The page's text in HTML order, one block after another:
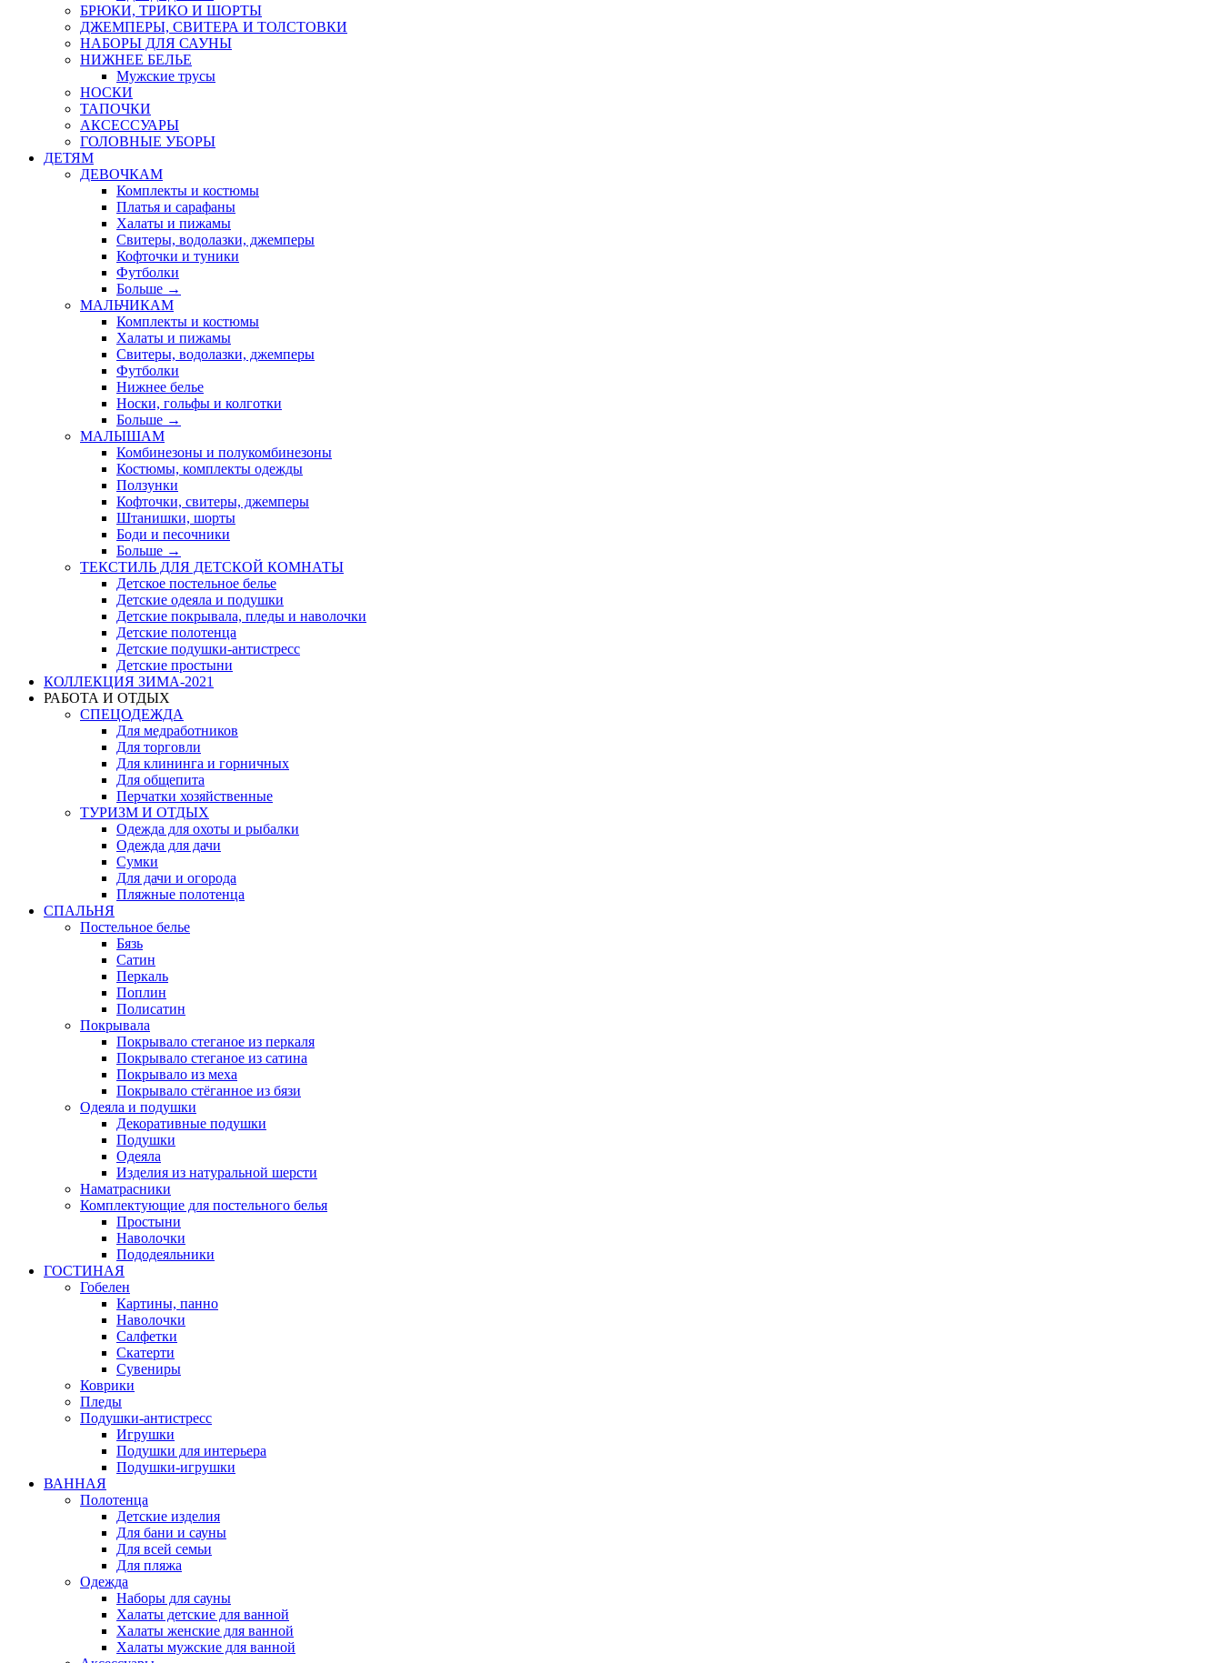
БРЮКИ, ТРИКО И ШОРТЫ
ДЖЕМПЕРЫ, СВИТЕРА И ТОЛСТОВКИ
НАБОРЫ ДЛЯ САУНЫ
НИЖНЕЕ БЕЛЬЕ
Мужские трусы
НОСКИ
ТАПОЧКИ
АКСЕССУАРЫ
ГОЛОВНЫЕ УБОРЫ
ДЕТЯМ
ДЕВОЧКАМ
Комплекты и костюмы
Платья и сарафаны
Халаты и пижамы
Свитеры, водолазки, джемперы
Кофточки и туники
Футболки
Больше →
МАЛЬЧИКАМ
Комплекты и костюмы
Халаты и пижамы
Свитеры, водолазки, джемперы
Футболки
Нижнее белье
Носки, гольфы и колготки
Больше →
МАЛЫШАМ
Комбинезоны и полукомбинезоны
Костюмы, комплекты одежды
Ползунки
Кофточки, свитеры, джемперы
Штанишки, шорты
Боди и песочники
Больше →
ТЕКСТИЛЬ ДЛЯ ДЕТСКОЙ КОМНАТЫ
Детское постельное белье
Детские одеяла и подушки
Детские покрывала, пледы и наволочки
Детские полотенца
Детские подушки-антистресс
Детские простыни
КОЛЛЕКЦИЯ ЗИМА-2021
РАБОТА И ОТДЫХ
СПЕЦОДЕЖДА
Для медработников
Для торговли
Для клининга и горничных
Для общепита
Перчатки хозяйственные
ТУРИЗМ И ОТДЫХ
Одежда для охоты и рыбалки
Одежда для дачи
Сумки
Для дачи и огорода
Пляжные полотенца
СПАЛЬНЯ
Постельное белье
Бязь
Сатин
Перкаль
Поплин
Полисатин
Покрывала
Покрывало стеганое из перкаля
Покрывало стеганое из сатина
Покрывало из меха
Покрывало стёганное из бязи
Одеяла и подушки
Декоративные подушки
Подушки
Одеяла
Изделия из натуральной шерсти
Наматраcники
Комплектующие для постельного белья
Простыни
Наволочки
Пододеяльники
ГОСТИНАЯ
Гобелен
Картины, панно
Наволочки
Салфетки
Скатерти
Сувениры
Коврики
Пледы
Подушки-антистресс
Игрушки
Подушки для интерьера
Подушки-игрушки
ВАННАЯ
Полотенца
Детские изделия
Для бани и сауны
Для всей семьи
Для пляжа
Одежда
Наборы для сауны
Халаты детские для ванной
Халаты женские для ванной
Халаты мужские для ванной